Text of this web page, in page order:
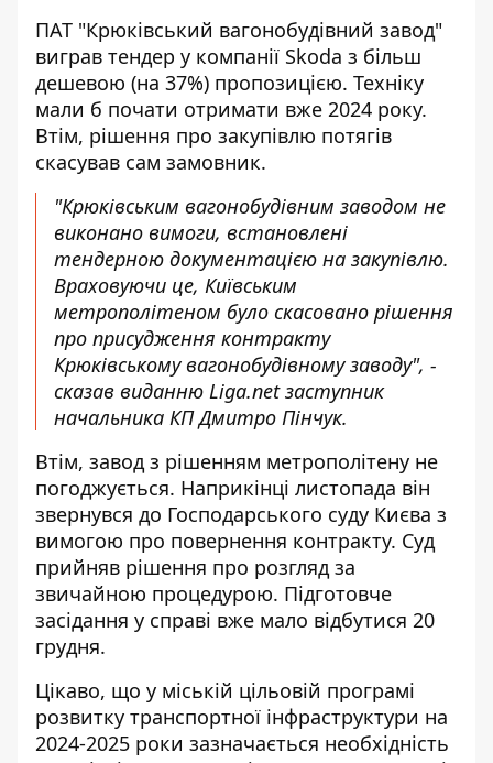
ПАТ "Крюківський вагонобудівний завод"
виграв тендер у компанії Skoda з більш
дешевою (на 37%) пропозицією. Техніку
мали б почати отримати вже 2024 року.
Втім, рішення про закупівлю потягів
скасував сам замовник.
"Крюківським вагонобудівним заводом не
виконано вимоги, встановлені
тендерною документацією на закупівлю.
Враховуючи це, Київським
метрополітеном було скасовано рішення
про присудження контракту
Крюківському вагонобудівному заводу", -
сказав виданню Liga.net заступник
начальника КП Дмитро Пінчук.
Втім, завод з рішенням метрополітену не
погоджується. Наприкінці листопада він
звернувся до Господарського суду Києва з
вимогою про повернення контракту. Суд
прийняв рішення про розгляд за
звичайною процедурою. Підготовче
засідання у справі вже мало відбутися 20
грудня.
Цікаво, що у міській цільовій програмі
розвитку транспортної інфраструктури на
2024-2025 роки зазначається необхідність